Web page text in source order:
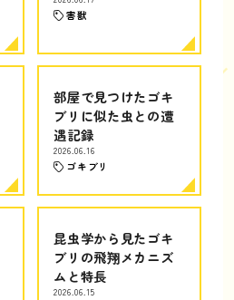
害獣
部屋で見つけたゴキ
ブリに似た虫との遭
遇記録
2026.06.16
ゴキブリ
昆虫学から見たゴキ
ブリの飛翔メカニズ
ムと特長
2026.06.15